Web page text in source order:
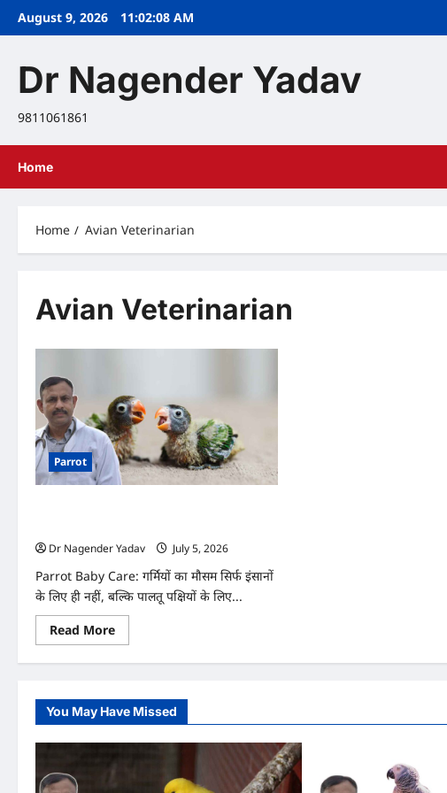
SkipAugust 9, 2026 11:02:09 AM
Dr Nagender Yadav
9811061861
Home
Home Avian Veterinarian
Avian Veterinarian
Parrot
Dr Nagender Yadav
July 5, 2026
Parrot Baby Care: गर्मियों का मौसम सिर्फ इंसानों
के लिए ही नहीं, बल्कि पालतू पक्षियों के लिए...
Read MoreRead
more
Parrot
गर्मियों
में
तोते
के
का
You May Have Missed